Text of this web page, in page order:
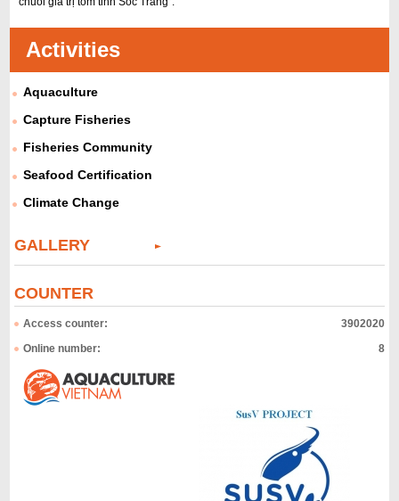
Activities
Aquaculture
Capture Fisheries
Fisheries Community
Seafood Certification
Climate Change
GALLERY
COUNTER
Access counter:
3902020
Online number:
8